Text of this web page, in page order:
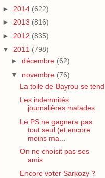
► 2014 (622)
► 2013 (816)
► 2012 (835)
▼ 2011 (798)
► décembre (62)
▼ novembre (76)
La toile de Bayrou se tend
Les indemnités
journalières malades
Le PS ne gagnera pas
tout seul (et encore
moins ma...
On ne choisit pas ses
amis
Encore voter Sarkozy ?